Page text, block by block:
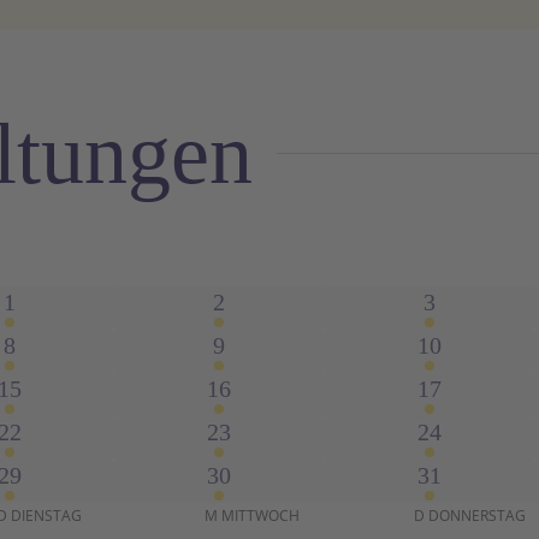
1
Veranstaltung
1
1
Veranstaltung
2
1
3
1
Veranstaltung
8
1
Veranstaltung
9
1
Veranstaltung
10
1
Veranstaltung
15
1
Veranstaltung
16
1
Veranstaltung
17
1
Veranstaltung
22
1
Veranstaltung
23
1
Veranstaltung
24
1
29
1
Veranstaltung
30
1
Veranstaltung
31
DIENSTAG M MITTWOCH D DONNERSTAG